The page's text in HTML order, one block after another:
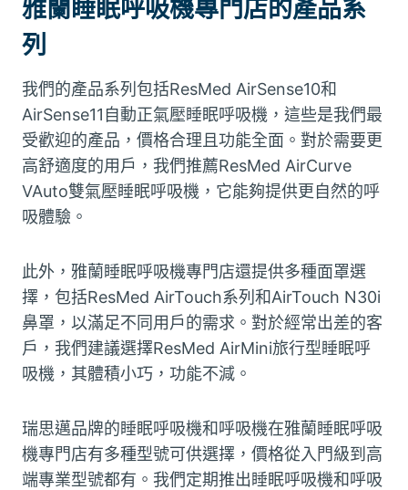
雅蘭睡眠呼吸機專門店的產品系
列
我們的產品系列包括ResMed AirSense10和
AirSense11自動正氣壓睡眠呼吸機，這些是我們最
受歡迎的產品，價格合理且功能全面。對於需要更
高舒適度的用戶，我們推薦ResMed AirCurve
VAuto雙氣壓睡眠呼吸機，它能夠提供更自然的呼
吸體驗。
此外，雅蘭睡眠呼吸機專門店還提供多種面罩選
擇，包括ResMed AirTouch系列和AirTouch N30i
鼻罩，以滿足不同用戶的需求。對於經常出差的客
戶，我們建議選擇ResMed AirMini旅行型睡眠呼
吸機，其體積小巧，功能不減。
瑞思邁品牌的睡眠呼吸機和呼吸機在雅蘭睡眠呼吸
機專門店有多種型號可供選擇，價格從入門級到高
端專業型號都有。我們定期推出睡眠呼吸機和呼吸